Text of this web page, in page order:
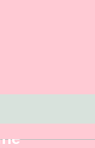
at købe